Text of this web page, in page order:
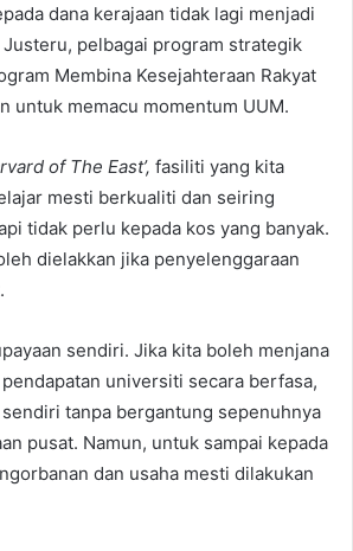
dana kerajaan tidak lagi menjadi
Justeru, pelbagai program strategik
Membina Kesejahteraan Rakyat
untuk memacu momentum UUM.
of The East’, fasiliti yang kita
mesti berkualiti dan seiring
tidak perlu kepada kos yang banyak.
dielakkan jika penyelenggaraan
sendiri. Jika kita boleh menjana
universiti secara berfasa,
tanpa bergantung sepenuhnya
pusat. Namun, untuk sampai kepada
dan usaha mesti dilakukan